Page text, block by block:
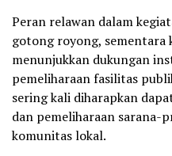
Peran relawan dalam
gotong royong,
menunjukkan dukungan
pemeliharaan fasilitas
sering kali diharapkan
dan pemeliharaan sarana-
komunitas lokal.